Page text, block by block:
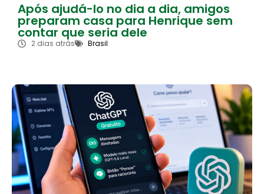
Após ajudá-lo no dia a dia, amigos
preparam casa para Henrique sem
contar que seria dele
2 dias atrás Brasil